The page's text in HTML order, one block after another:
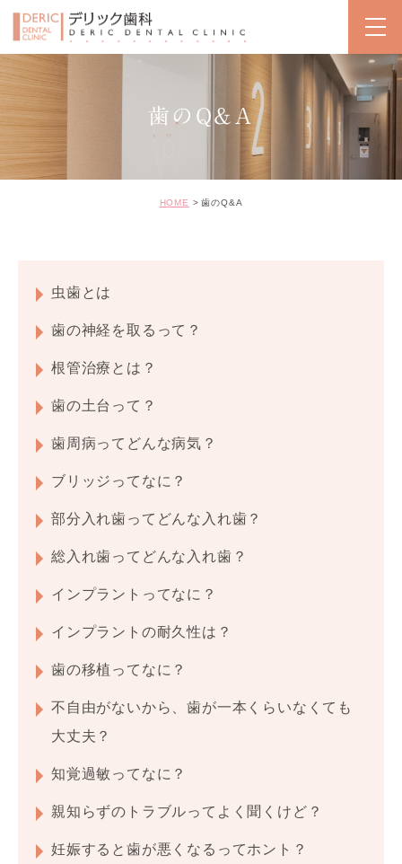
歯のQ&A
HOME 歯のQ&A
虫歯とは
歯の神経を取るって？
根管治療とは？
歯の土台って？
歯周病ってどんな病気？
ブリッジってなに？
部分入れ歯ってどんな入れ歯？
総入れ歯ってどんな入れ歯？
インプラントってなに？
インプラントの耐久性は？
歯の移植ってなに？
不自由がないから、歯が一本くらいなくても
大丈夫？
知覚過敏ってなに？
親知らずのトラブルってよく聞くけど？
妊娠すると歯が悪くなるってホント？